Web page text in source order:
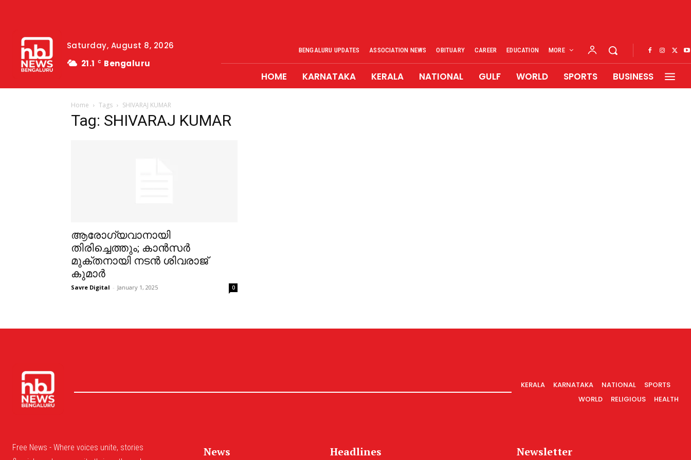
Saturday, August 8, 2026
21.1
C Bengaluru
BENGALURU UPDATES ASSOCIATION NEWS OBITUARY CAREER EDUCATION MORE
HOME KARNATAKA KERALA NATIONAL GULF WORLD SPORTS BUSINESS
Home Tags SHIVARAJ KUMAR
Tag: SHIVARAJ KUMAR
ആരോഗ്യവാനായി
തിരിച്ചെത്തും; കാൻസർ
മുക്തനായി നടൻ ശിവരാജ്
കുമാർ
Savre Digital - January 1, 2025 0
KERALA KARNATAKA NATIONAL
SPORTS
WORLD
RELIGIOUS HEALTH
Free News - Where voices unite, stories
News Headlines Newsletter